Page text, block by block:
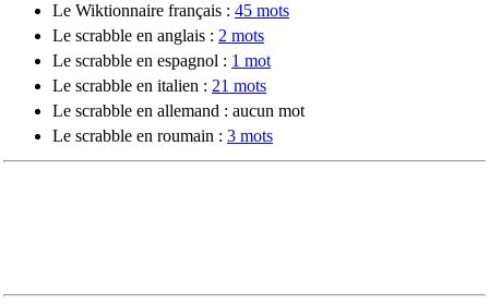
Le Wiktionnaire français : 45 mots
Le scrabble en anglais : 2 mots
Le scrabble en espagnol : 1 mot
Le scrabble en italien : 21 mots
Le scrabble en allemand : aucun mot
Le scrabble en roumain : 3 mots